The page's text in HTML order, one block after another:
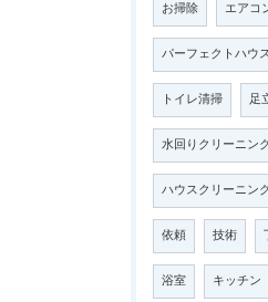
お掃除 エアコ
パーフェクトハウ
トイレ清掃 足
水回りクリーニン
ハウスクリーニン
依頼 技術
浴室 キッチン